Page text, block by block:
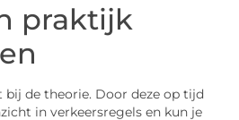
praktijk
bij de theorie. Door deze op tijd
in verkeersregels en kun je